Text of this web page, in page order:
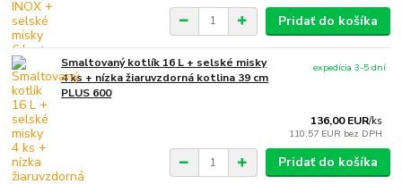
Pridať do košíka
Smaltovaný kotlík 16 L + selské misky
4 ks + nízka žiaruvzdorná kotlina 39 cm
PLUS 600
136,00 EUR/ks
110,57 EUR bez DPH
expedícia 3-5 dní
Pridať do košíka